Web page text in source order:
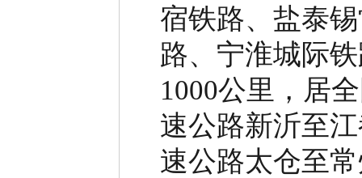
宿铁路、盐泰
路、宁淮城际
1000公里，居
速公路新沂至
速公路太仓至